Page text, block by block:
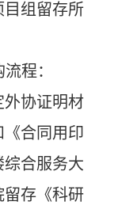
目组留存所
程：
外协证明材
合同用印
合服务大
留存《科研